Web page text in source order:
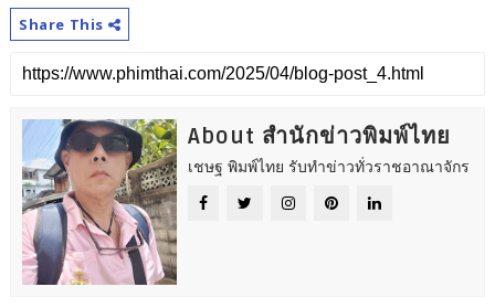
Share This
About สำนักข่าวพิมพ์ไทย
เชษฐ พิมพ์ไทย รับทำข่าวทั่วราชอาณาจักร